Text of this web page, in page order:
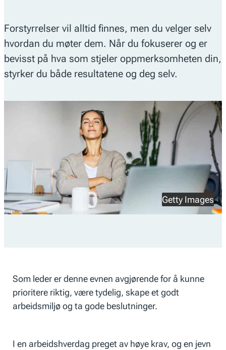
Forstyrrelser vil alltid finnes, men du velger selv
hvordan du møter dem. Når du fokuserer og er
bevisst på hva som stjeler oppmerksomheten din,
styrker du både resultatene og deg selv.
Getty Images
Som leder er denne evnen avgjørende for å kunne
prioritere riktig, være tydelig, skape et godt
arbeidsmiljø og ta gode beslutninger.
I en arbeidshverdag preget av høye krav, og en jevn